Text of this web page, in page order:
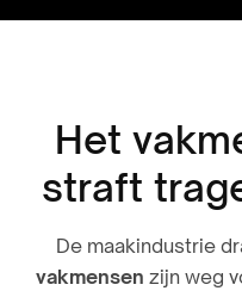
Het
straft
De maakindustrie
vakmensen zijn weg